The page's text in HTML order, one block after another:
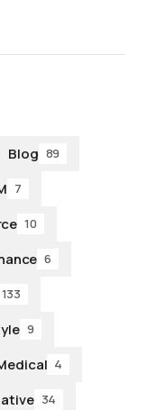
Blog 89
7
10
6
133
9
4
34